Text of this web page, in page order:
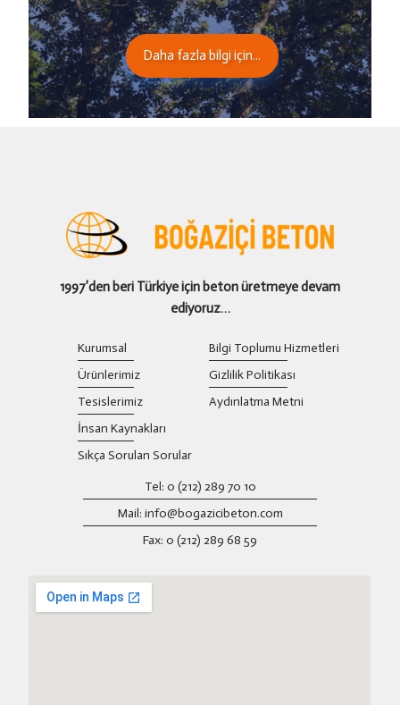
Daha fazla bilgi için...
1997’den beri Türkiye için beton üretmeye devam
ediyoruz…
Kurumsal
Ürünlerimiz
Tesislerimiz
İnsan Kaynakları
Sıkça Sorulan Sorular
Bilgi Toplumu Hizmetleri
Gizlilik Politikası
Aydınlatma Metni
Tel: 0 (212) 289 70 10
Mail: info@bogazicibeton.com
Fax: 0 (212) 289 68 59